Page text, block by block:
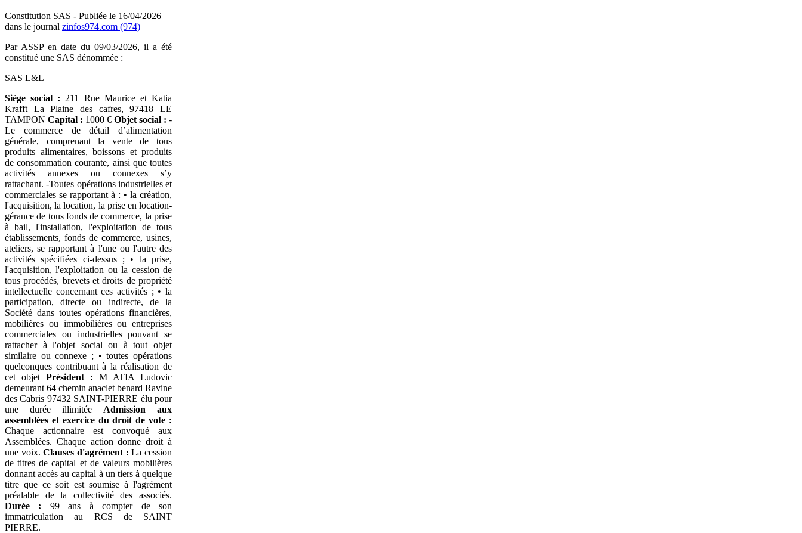
Constitution SAS - Publiée le 16/04/2026
dans le journal zinfos974.com (974)
Par ASSP en date du 09/03/2026, il a été
constitué une SAS dénommée :
SAS L&L
Siège social : 211 Rue Maurice et Katia
Krafft La Plaine des cafres, 97418 LE
TAMPON Capital : 1000 € Objet social : -
Le commerce de détail d’alimentation
générale, comprenant la vente de tous
produits alimentaires, boissons et produits
de consommation courante, ainsi que toutes
activités annexes ou connexes s’y
rattachant. -Toutes opérations industrielles et
commerciales se rapportant à : • la création,
l'acquisition, la location, la prise en location-
gérance de tous fonds de commerce, la prise
à bail, l'installation, l'exploitation de tous
établissements, fonds de commerce, usines,
ateliers, se rapportant à l'une ou l'autre des
activités spécifiées ci-dessus ; • la prise,
l'acquisition, l'exploitation ou la cession de
tous procédés, brevets et droits de propriété
intellectuelle concernant ces activités ; • la
participation, directe ou indirecte, de la
Société dans toutes opérations financières,
mobilières ou immobilières ou entreprises
commerciales ou industrielles pouvant se
rattacher à l'objet social ou à tout objet
similaire ou connexe ; • toutes opérations
quelconques contribuant à la réalisation de
cet objet Président : M ATIA Ludovic
demeurant 64 chemin anaclet benard Ravine
des Cabris 97432 SAINT-PIERRE élu pour
une durée illimitée Admission aux
assemblées et exercice du droit de vote :
Chaque actionnaire est convoqué aux
Assemblées. Chaque action donne droit à
une voix.Clauses d'agrément : La cession
de titres de capital et de valeurs mobilières
donnant accès au capital à un tiers à quelque
titre que ce soit est soumise à l'agrément
préalable de la collectivité des associés.
Durée : 99 ans à compter de son
immatriculation au RCS de SAINT
PIERRE.